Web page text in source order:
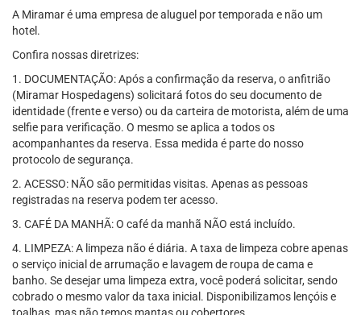
A Miramar é uma empresa de aluguel por temporada e não um
hotel.
Confira nossas diretrizes:
1. DOCUMENTAÇÃO: Após a confirmação da reserva, o anfitrião
(Miramar Hospedagens) solicitará fotos do seu documento de
identidade (frente e verso) ou da carteira de motorista, além de uma
selfie para verificação. O mesmo se aplica a todos os
acompanhantes da reserva. Essa medida é parte do nosso
protocolo de segurança.
2. ACESSO: NÃO são permitidas visitas. Apenas as pessoas
registradas na reserva podem ter acesso.
3. CAFÉ DA MANHÃ: O café da manhã NÃO está incluído.
4. LIMPEZA: A limpeza não é diária. A taxa de limpeza cobre apenas
o serviço inicial de arrumação e lavagem de roupa de cama e
banho. Se desejar uma limpeza extra, você poderá solicitar, sendo
cobrado o mesmo valor da taxa inicial. Disponibilizamos lençóis e